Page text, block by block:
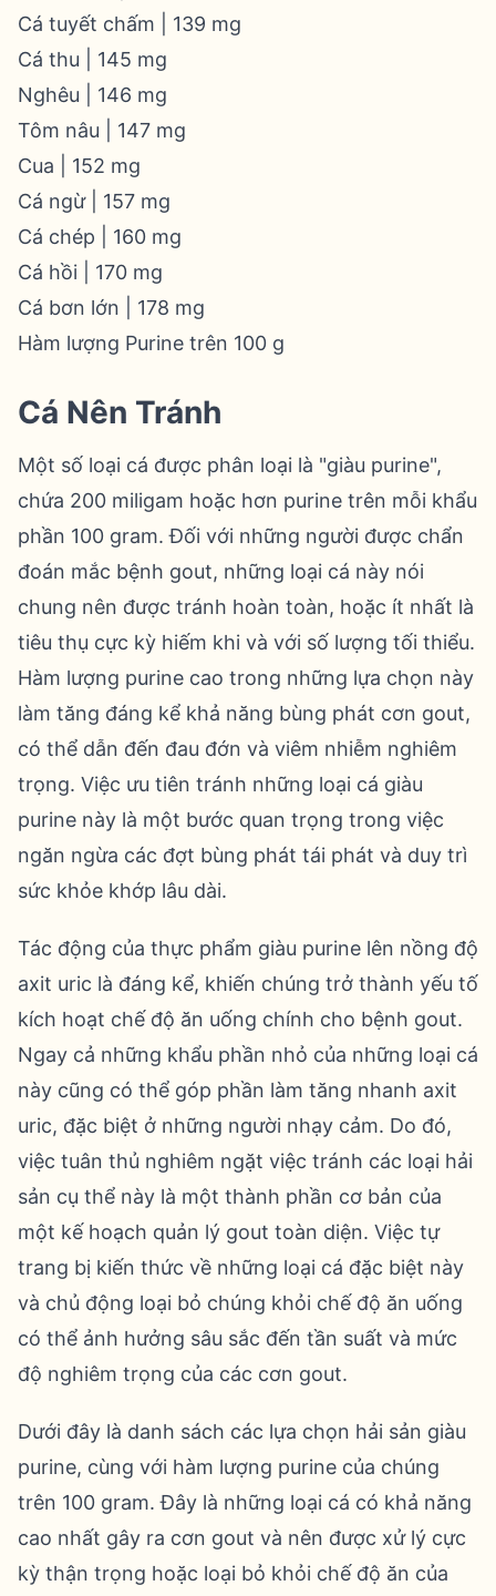
Cá tuyết chấm | 139 mg
Cá thu | 145 mg
Nghêu | 146 mg
Tôm nâu | 147 mg
Cua | 152 mg
Cá ngừ | 157 mg
Cá chép | 160 mg
Cá hồi | 170 mg
Cá bơn lớn | 178 mg
Hàm lượng Purine trên 100 g
Cá Nên Tránh
Một số loại cá được phân loại là "giàu purine",
chứa 200 miligam hoặc hơn purine trên mỗi khẩu
phần 100 gram. Đối với những người được chẩn
đoán mắc bệnh gout, những loại cá này nói
chung nên được tránh hoàn toàn, hoặc ít nhất là
tiêu thụ cực kỳ hiếm khi và với số lượng tối thiểu.
Hàm lượng purine cao trong những lựa chọn này
làm tăng đáng kể khả năng bùng phát cơn gout,
có thể dẫn đến đau đớn và viêm nhiễm nghiêm
trọng. Việc ưu tiên tránh những loại cá giàu
purine này là một bước quan trọng trong việc
ngăn ngừa các đợt bùng phát tái phát và duy trì
sức khỏe khớp lâu dài.
Tác động của thực phẩm giàu purine lên nồng độ
axit uric là đáng kể, khiến chúng trở thành yếu tố
kích hoạt chế độ ăn uống chính cho bệnh gout.
Ngay cả những khẩu phần nhỏ của những loại cá
này cũng có thể góp phần làm tăng nhanh axit
uric, đặc biệt ở những người nhạy cảm. Do đó,
việc tuân thủ nghiêm ngặt việc tránh các loại hải
sản cụ thể này là một thành phần cơ bản của
một kế hoạch quản lý gout toàn diện. Việc tự
trang bị kiến thức về những loại cá đặc biệt này
và chủ động loại bỏ chúng khỏi chế độ ăn uống
có thể ảnh hưởng sâu sắc đến tần suất và mức
độ nghiêm trọng của các cơn gout.
Dưới đây là danh sách các lựa chọn hải sản giàu
purine, cùng với hàm lượng purine của chúng
trên 100 gram. Đây là những loại cá có khả năng
cao nhất gây ra cơn gout và nên được xử lý cực
kỳ thận trọng hoặc loại bỏ khỏi chế độ ăn của